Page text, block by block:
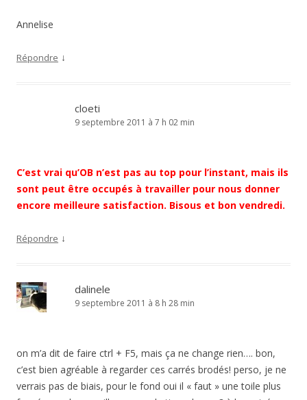
Annelise
Répondre ↓
cloeti
9 septembre 2011 à 7 h 02 min
C’est vrai qu’OB n’est pas au top pour l’instant, mais ils
sont peut être occupés à travailler pour nous donner
encore meilleure satisfaction. Bisous et bon vendredi.
Répondre ↓
dalinele
9 septembre 2011 à 8 h 28 min
on m’a dit de faire ctrl + F5, mais ça ne change rien…. bon,
c’est bien agréable à regarder ces carrés brodés! perso, je ne
verrais pas de biais, pour le fond oui il « faut » une toile plus